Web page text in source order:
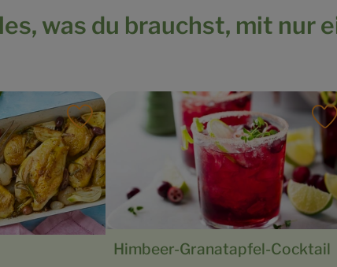
was du brauchst, mit nur
Rezept zu Favouriten hinzufügen
Himbeer-Granatapfel-Cocktail